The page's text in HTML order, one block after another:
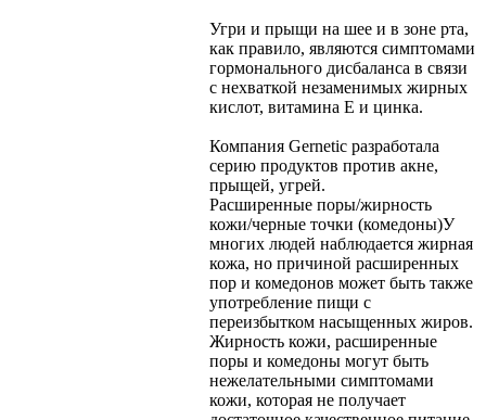
Угри и прыщи на шее и в зоне рта,
как правило, являются симптомами
гормонального дисбаланса в связи
с нехваткой незаменимых жирных
кислот, витамина Е и цинка.
Компания Gernetic разработала
серию продуктов против акне,
прыщей, угрей.
Расширенные поры/жирность
кожи/черные точки (комедоны)У
многих людей наблюдается жирная
кожа, но причиной расширенных
пор и комедонов может быть также
употребление пищи с
переизбытком насыщенных жиров.
Жирность кожи, расширенные
поры и комедоны могут быть
нежелательными симптомами
кожи, которая не получает